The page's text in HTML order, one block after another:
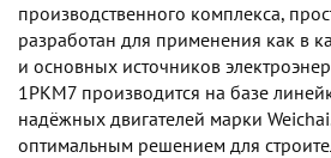
производственного комплекса,
разработан для применения как в
и основных источников
1РКМ7 производится на базе
надёжных двигателей марки
оптимальным решением для